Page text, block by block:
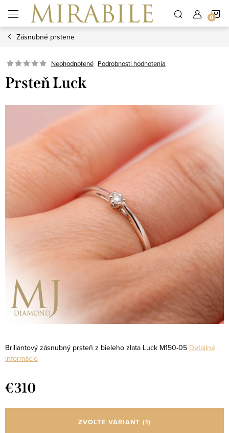
obsah
Zásnubné prstene
Neohodnotené Podrobnosti hodnotenia
Prsteň Luck
Briliantový zásnubný prsteň z bieleho zlata Luck M150-05 Detailné
informácie
€310
cena:
ZVOĽTE VARIANT (1)